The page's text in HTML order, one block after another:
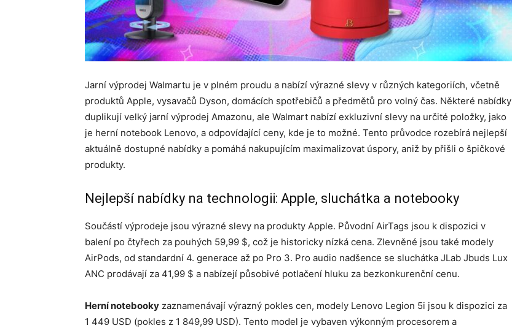
Jarní výprodej Walmartu je v plném proudu a nabízí výrazné slevy v různých kategoriích, včetně
produktů Apple, vysavačů Dyson, domácích spotřebičů a předmětů pro volný čas. Některé nabídky
duplikují velký jarní výprodej Amazonu, ale Walmart nabízí exkluzivní slevy na určité položky, jako
je herní notebook Lenovo, a odpovídající ceny, kde je to možné. Tento průvodce rozebírá nejlepší
aktuálně dostupné nabídky a pomáhá nakupujícím maximalizovat úspory, aniž by přišli o špičkové
produkty.
Nejlepší nabídky na technologii: Apple, sluchátka a notebooky
Součástí výprodeje jsou výrazné slevy na produkty Apple. Původní AirTags jsou k dispozici v
balení po čtyřech za pouhých 59,99 $, což je historicky nízká cena. Zlevněné jsou také modely
AirPods, od standardní 4. generace až po Pro 3. Pro audio nadšence se sluchátka JLab Jbuds Lux
ANC prodávají za 41,99 $ a nabízejí působivé potlačení hluku za bezkonkurenční cenu.
Herní notebooky zaznamenávají výrazný pokles cen, modely Lenovo Legion 5i jsou k dispozici za
1 449 USD (pokles z 1 849,99 USD). Tento model je vybaven výkonným procesorem a